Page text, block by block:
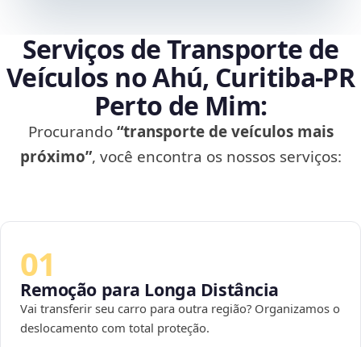
Serviços de Transporte de
Veículos no Ahú, Curitiba‑PR
Perto de Mim:
Procurando“transporte de veículos mais
próximo”, você encontra os nossos serviços:
01
Remoção para Longa Distância
Vai transferir seu carro para outra região? Organizamos o
deslocamento com total proteção.